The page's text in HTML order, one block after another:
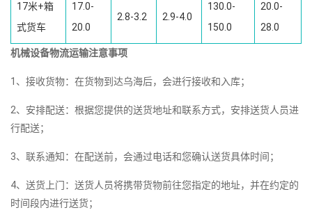
17米+箱
式货车
17.0-
20.0
2.8-3.2 2.9-4.0
130.0-
150.0
20.0-
28.0
机械设备物流运输注意事项
1、接收货物：在货物到达乌海后，会进行接收和入库；
2、安排配送：根据您提供的送货地址和联系方式，安排送货人员进
行配送；
3、联系通知：在配送前，会通过电话和您确认送货具体时间；
4、送货上门：送货人员将携带货物前往您指定的地址，并在约定的
时间段内进行送货；